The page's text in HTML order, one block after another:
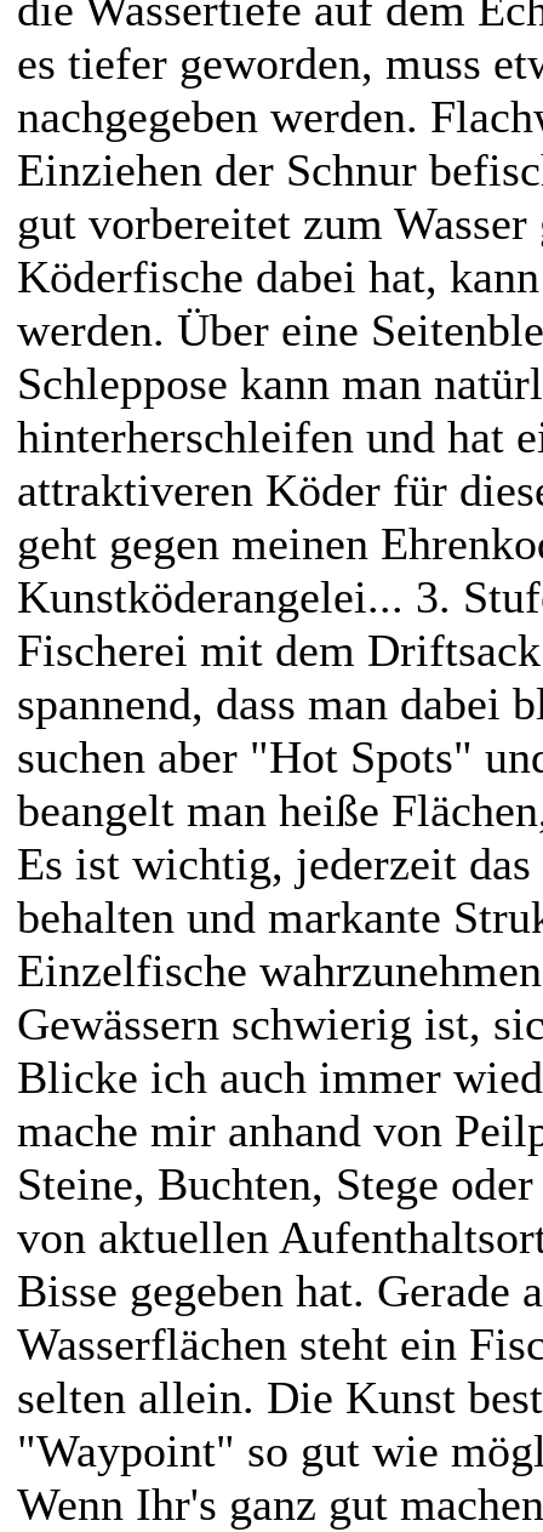
es tiefer geworden, muss
nachgegeben werden.
Einziehen der Schnur
gut vorbereitet zum Wasser
Köderfische dabei hat,
werden. Über eine
Schleppose kann man
hinterherschleifen und hat
attraktiveren Köder für
geht gegen meinen
Kunstköderangelei... 3.
Fischerei mit dem
spannend, dass man dabei
suchen aber "Hot Spots"
beangelt man heiße
Es ist wichtig, jederzeit
behalten und markante
Einzelfische
Gewässern schwierig ist,
Blicke ich auch immer
mache mir anhand von
Steine, Buchten, Stege
von aktuellen
Bisse gegeben hat. Gerade
Wasserflächen steht ein
selten allein. Die Kunst
"Waypoint" so gut wie
Wenn Ihr's ganz gut